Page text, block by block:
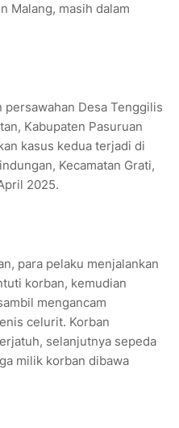
Malang, masih dalam
Desa Tenggilis
Kabupaten Pasuruan
kasus kedua terjadi di
Kecamatan Grati,
2025.
para pelaku menjalankan
korban, kemudian
mengancam
celurit. Korban
selanjutnya sepeda
milik korban dibawa